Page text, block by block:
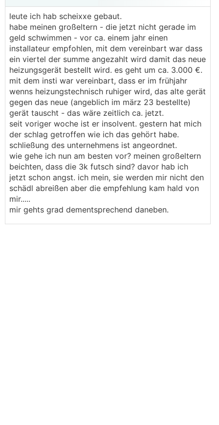
leute ich hab scheixxe gebaut.
habe meinen großeltern - die jetzt nicht gerade im
geld schwimmen - vor ca. einem jahr einen
installateur empfohlen, mit dem vereinbart war dass
ein viertel der summe angezahlt wird damit das neue
heizungsgerät bestellt wird. es geht um ca. 3.000 €.
mit dem insti war vereinbart, dass er im frühjahr
wenns heizungstechnisch ruhiger wird, das alte gerät
gegen das neue (angeblich im märz 23 bestellte)
gerät tauscht - das wäre zeitlich ca. jetzt.
seit voriger woche ist er insolvent. gestern hat mich
der schlag getroffen wie ich das gehört habe.
schließung des unternehmens ist angeordnet.
wie gehe ich nun am besten vor? meinen großeltern
beichten, dass die 3k futsch sind? davor hab ich
jetzt schon angst. ich mein, sie werden mir nicht den
schädl abreißen aber die empfehlung kam hald von
mir.....
mir gehts grad dementsprechend daneben.